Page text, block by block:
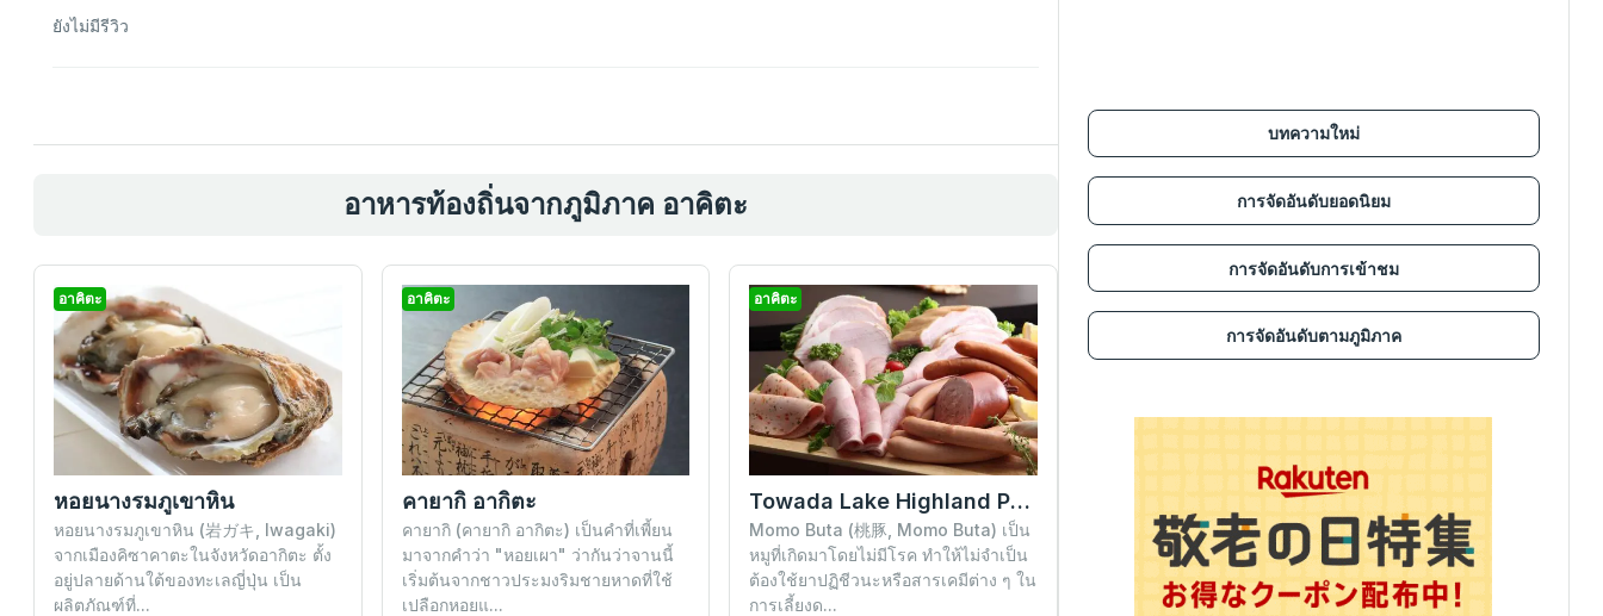
ยังไม่มีรีวิว
อาหารท้องถิ่นจากภูมิภาค อาคิตะ
อาคิตะ
หอยนางรมภูเขาหิน
หอยนางรมภูเขาหิน (岩ガキ, Iwagaki)
จากเมืองคิซาคาตะในจังหวัดอากิตะ ตั้ง
อยู่ปลายด้านใต้ของทะเลญี่ปุ่น เป็น
ผลิตภัณฑ์ที่...
อาคิตะ
คายากิ อากิตะ
คายากิ (คายากิ อากิตะ) เป็นคำที่เพี้ยน
มาจากคำว่า "หอยเผา" ว่ากันว่าจานนี้
เริ่มต้นจากชาวประมงริมชายหาดที่ใช้
เปลือกหอยแ...
อาคิตะ
Towada Lake Highland Pork “Momo Buta”
Momo Buta (桃豚, Momo Buta) เป็น
หมูที่เกิดมาโดยไม่มีโรค ทำให้ไม่จำเป็น
ต้องใช้ยาปฏิชีวนะหรือสารเคมีต่าง ๆ ใน
การเลี้ยงด...
บทความใหม่
การจัดอันดับยอดนิยม
การจัดอันดับการเข้าชม
การจัดอันดับตามภูมิภาค